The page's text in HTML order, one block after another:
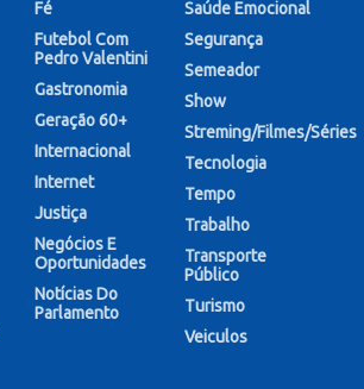
Fé
Futebol Com
Pedro Valentini
Gastronomia
Geração 60+
Internacional
Internet
Justiça
Negócios E
Oportunidades
Notícias Do
Parlamento
Saúde Emocional
Segurança
Semeador
Show
Streming/Filmes/Séries
Tecnologia
Tempo
Trabalho
Transporte
Público
Turismo
Veiculos